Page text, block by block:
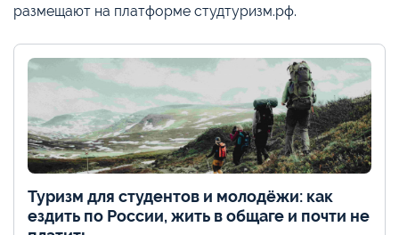
размещают на платформе студтуризм.рф.
Туризм для студентов и молодёжи: как
ездить по России, жить в общаге и почти не